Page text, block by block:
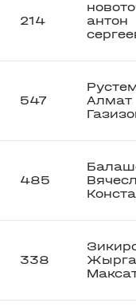
214
антон
547
Алмат
485
338